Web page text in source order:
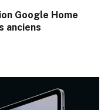
Google Home
anciens